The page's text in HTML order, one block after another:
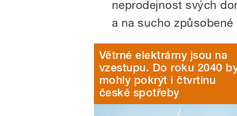
neprodejnost svých
a na sucho
Větrné elektrárny jsou na
vzestupu. Do roku 2040
mohly pokrýt i čtvrtinu
české spotřeby